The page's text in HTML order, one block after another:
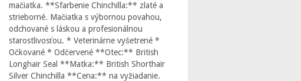
mačiatka. **Sfarbenie Chinchilla:** zlaté a
strieborné. Mačiatka s výbornou povahou,
odchované s láskou a profesionálnou
starostlivosťou. * Veterinárne vyšetrené *
Očkované * Odčervené **Otec:** British
Longhair Seal **Matka:** British Shorthair
Silver Chinchilla **Cena:** na vyžiadanie.